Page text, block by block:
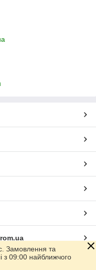
Замовлення та
з 09:00 найближчого